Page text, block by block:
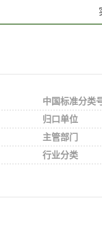
中国标准分类
归口单位
主管部门
行业分类